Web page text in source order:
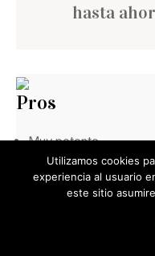
hasta
Pros
Muy potente
Funciona sobre
Es fácil de manipular
Utilizamos cookies
experiencia al usuario
este sitio